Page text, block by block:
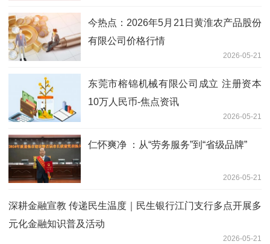
今热点：2026年5月21日黄淮农产品股份
有限公司价格行情
2026-05-21
东莞市榕锦机械有限公司成立 注册资本
10万人民币-焦点资讯
2026-05-21
仁怀爽净 ：从“劳务服务”到“省级品牌”
2026-05-21
深耕金融宣教 传递民生温度｜民生银行江门支行多点开展多
元化金融知识普及活动
2026-05-21